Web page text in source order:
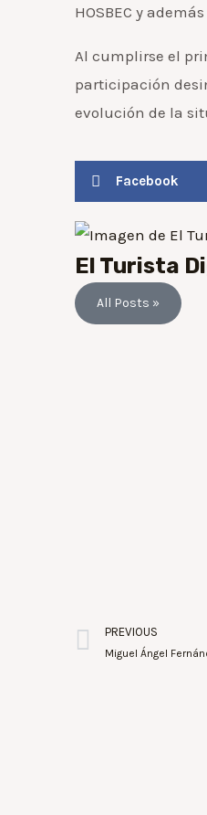
HOSBEC y
Al cumplirse el
participación
evolución de la
Facebook
El Turista
All Posts »
PREVIOUS
Miguel Ángel